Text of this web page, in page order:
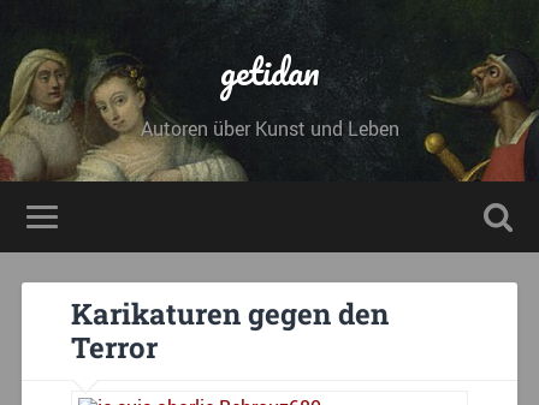
getidan
Autoren über Kunst und Leben
Karikaturen gegen den
Terror